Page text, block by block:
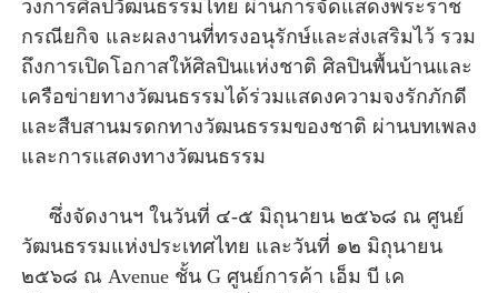
วงการศิลปวัฒนธรรมไทย ผ่านการจัดแสดงพระราช
กรณียกิจ และผลงานที่ทรงอนุรักษ์และส่งเสริมไว้ รวม
ถึงการเปิดโอกาสให้ศิลปินแห่งชาติ ศิลปินพื้นบ้านและ
เครือข่ายทางวัฒนธรรมได้ร่วมแสดงความจงรักภักดี
และสืบสานมรดกทางวัฒนธรรมของชาติ ผ่านบทเพลง
และการแสดงทางวัฒนธรรม
ซึ่งจัดงานฯ ในวันที่ ๔-๕ มิถุนายน ๒๕๖๘ ณ ศูนย์
วัฒนธรรมแห่งประเทศไทย และวันที่ ๑๒ มิถุนายน
๒๕๖๘ ณ Avenue ชั้น G ศูนย์การค้า เอ็ม บี เค